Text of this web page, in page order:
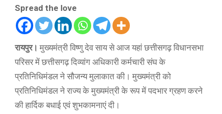
Spread the love
रायपुर। मुख्यमंत्री विष्णु देव साय से आज यहां छत्तीसगढ़ विधानसभा
परिसर में छत्तीसगढ़ दिव्यांग अधिकारी कर्मचारी संघ के
प्रतिनिधिमंडल ने सौजन्य मुलाकात की। मुख्यमंत्री को
प्रतिनिधिमंडल ने राज्य के मुख्यमंत्री के रूप में पदभार ग्रहण करने
की हार्दिक बधाई एवं शुभकामनाएं दी।